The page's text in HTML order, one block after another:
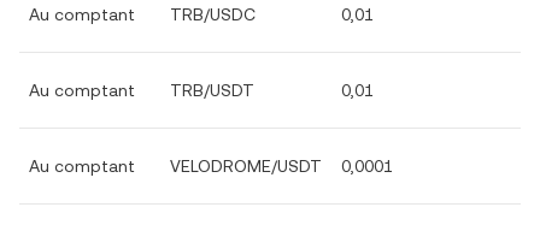
Au comptant TRB/USDC 0,01
Au comptant TRB/USDT 0,01
Au comptant VELODROME/USDT 0,0001